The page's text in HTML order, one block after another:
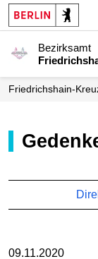
Bezirksamt
Friedrichshain-
09.11.2020